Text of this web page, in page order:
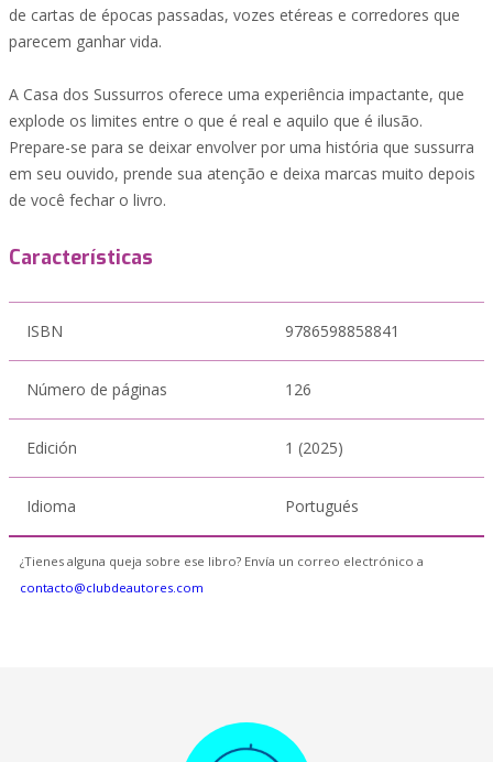
de cartas de épocas passadas, vozes etéreas e corredores que
parecem ganhar vida.
A Casa dos Sussurros oferece uma experiência impactante, que
explode os limites entre o que é real e aquilo que é ilusão.
Prepare-se para se deixar envolver por uma história que sussurra
em seu ouvido, prende sua atenção e deixa marcas muito depois
de você fechar o livro.
Características
ISBN 9786598858841
Número de páginas 126
Edición 1 (2025)
Idioma Portugués
¿Tienes alguna queja sobre ese libro? Envía un correo electrónico a
contacto@clubdeautores.com